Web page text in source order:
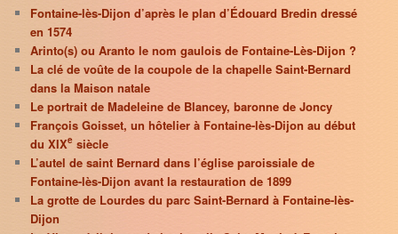
Fontaine-lès-Dijon d’après le plan d’Édouard Bredin dressé
en 1574
Arinto(s) ou Aranto le nom gaulois de Fontaine-Lès-Dijon ?
La clé de voûte de la coupole de la chapelle Saint-Bernard
dans la Maison natale
Le portrait de Madeleine de Blancey, baronne de Joncy
François Goisset, un hôtelier à Fontaine-lès-Dijon au début
du XIXe siècle
L’autel de saint Bernard dans l’église paroissiale de
Fontaine-lès-Dijon avant la restauration de 1899
La grotte de Lourdes du parc Saint-Bernard à Fontaine-lès-
Dijon